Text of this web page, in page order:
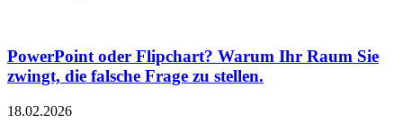
PowerPoint oder Flipchart? Warum Ihr Raum Sie
zwingt, die falsche Frage zu stellen.
18.02.2026